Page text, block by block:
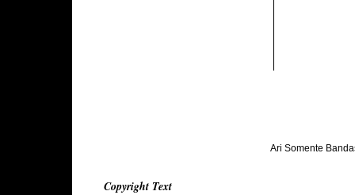
Ari Somente
Copyright Text